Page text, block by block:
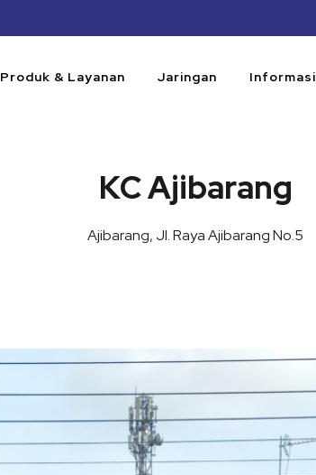
Produk & Layanan Jaringan Informasi
KC Ajibarang
Ajibarang, Jl. Raya Ajibarang No.5